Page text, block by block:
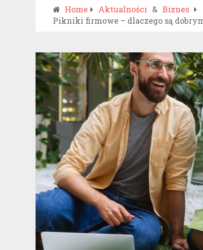
Home Aktualności & Biznes
Pikniki firmowe – dlaczego są